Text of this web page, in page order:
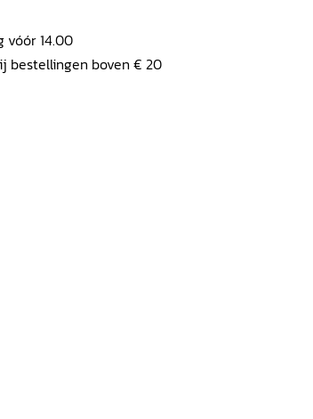
vóór 14.00
bestellingen boven € 20